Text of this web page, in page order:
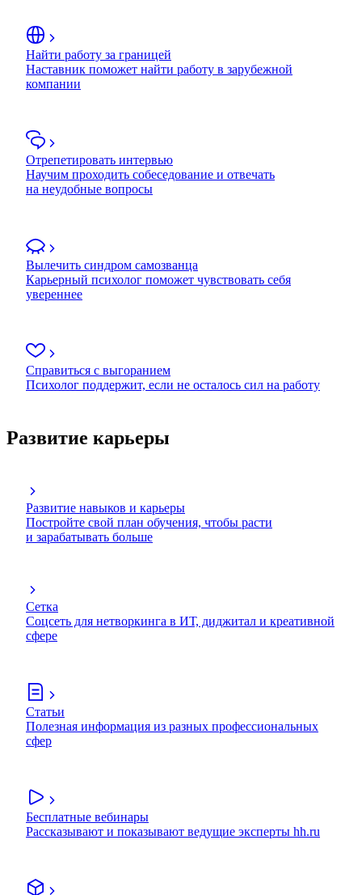
Найти работу за границей
Наставник поможет найти работу в зарубежной
компании
Отрепетировать интервью
Научим проходить собеседование и отвечать
на неудобные вопросы
Вылечить синдром самозванца
Карьерный психолог поможет чувствовать себя
увереннее
Справиться с выгоранием
Психолог поддержит, если не осталось сил на работу
Развитие карьеры
Развитие навыков и карьеры
Постройте свой план обучения, чтобы расти
и зарабатывать больше
Сетка
Соцсеть для нетворкинга в ИТ, диджитал и креативной
сфере
Статьи
Полезная информация из разных профессиональных
сфер
Бесплатные вебинары
Рассказывают и показывают ведущие эксперты hh.ru